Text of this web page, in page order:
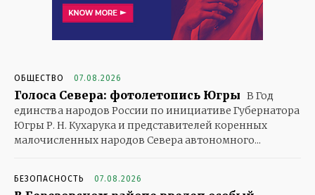
ОБЩЕСТВО 07.08.2026
Голоса Севера: фотолетопись Югры В Год
единства народов России по инициативе Губернатора
Югры Р. Н. Кухарука и представителей коренных
малочисленных народов Севера автономного...
БЕЗОПАСНОСТЬ 07.08.2026